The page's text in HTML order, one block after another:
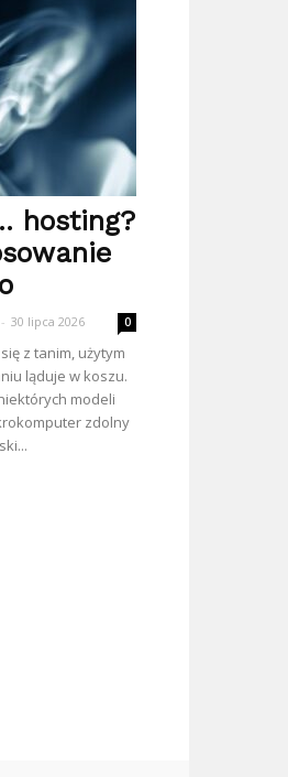
hosting?
- 30 lipca 2026 0
z tanim, użytym
ląduje w koszu.
modeli
zdolny